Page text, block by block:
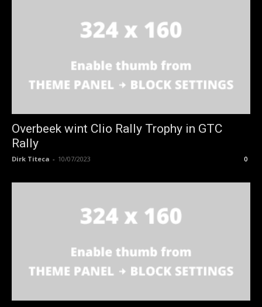
Overbeek wint Clio Rally Trophy in GTC
Rally
Dirk Titeca - 10/07/2023 0